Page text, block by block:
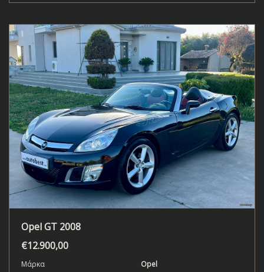
Opel GT 2008
€12.900,00
Μάρκα
Opel